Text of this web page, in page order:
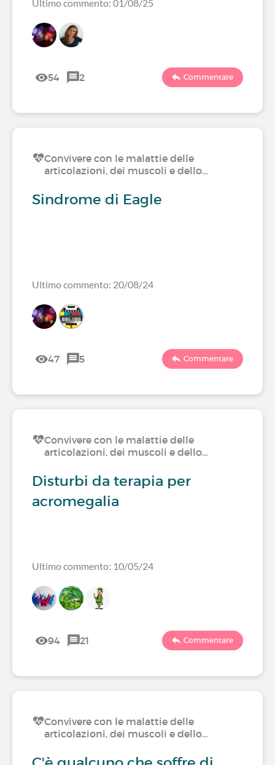
Ultimo commento: 01/08/25
54 2 Commentare
Convivere con le malattie delle
articolazioni, dei muscoli e dello…
Sindrome di Eagle
Ultimo commento: 20/08/24
47 5 Commentare
Convivere con le malattie delle
articolazioni, dei muscoli e dello…
Disturbi da terapia per
acromegalia
Ultimo commento: 10/05/24
94 21 Commentare
Convivere con le malattie delle
articolazioni, dei muscoli e dello…